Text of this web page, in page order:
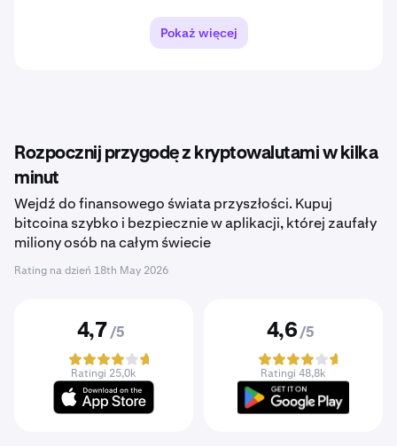
Pokaż więcej
Rozpocznij przygodę z kryptowalutami w kilka
minut
Wejdź do finansowego świata przyszłości. Kupuj
bitcoina szybko i bezpiecznie w aplikacji, której zaufały
miliony osób na całym świecie
Rating na dzień 18th May 2026
4,7 /5
Ratingi 25,0k
4,6 /5
Ratingi 48,8k